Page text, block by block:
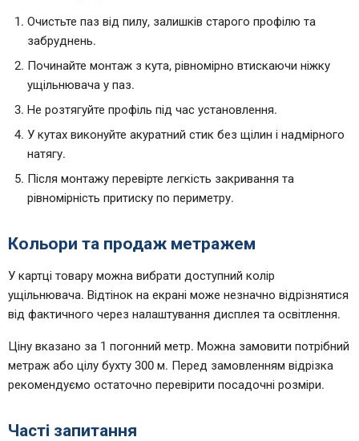
Очистьте паз від пилу, залишків старого профілю та
забруднень.
Починайте монтаж з кута, рівномірно втискаючи ніжку
ущільнювача у паз.
Не розтягуйте профіль під час установлення.
У кутах виконуйте акуратний стик без щілин і надмірного
натягу.
Після монтажу перевірте легкість закривання та
рівномірність притиску по периметру.
Кольори та продаж метражем
У картці товару можна вибрати доступний колір
ущільнювача. Відтінок на екрані може незначно відрізнятися
від фактичного через налаштування дисплея та освітлення.
Ціну вказано за 1 погонний метр. Можна замовити потрібний
метраж або цілу бухту 300 м. Перед замовленням відрізка
рекомендуємо остаточно перевірити посадочні розміри.
Часті запитання